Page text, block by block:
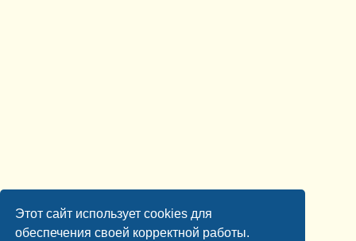
Этот сайт использует cookies для
обеспечения своей корректной работы.